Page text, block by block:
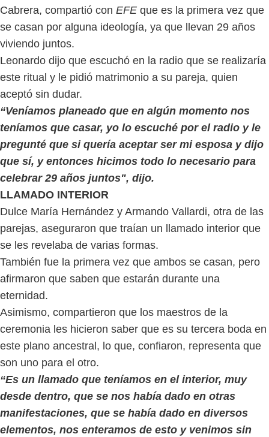
Cabrera, compartió con EFE que es la primera vez que
se casan por alguna ideología, ya que llevan 29 años
viviendo juntos.
Leonardo dijo que escuchó en la radio que se realizaría
este ritual y le pidió matrimonio a su pareja, quien
aceptó sin dudar.
“Veníamos planeado que en algún momento nos
teníamos que casar, yo lo escuché por el radio y le
pregunté que si quería aceptar ser mi esposa y dijo
que sí, y entonces hicimos todo lo necesario para
celebrar 29 años juntos", dijo.
LLAMADO INTERIOR
Dulce María Hernández y Armando Vallardi, otra de las
parejas, aseguraron que traían un llamado interior que
se les revelaba de varias formas.
También fue la primera vez que ambos se casan, pero
afirmaron que saben que estarán durante una
eternidad.
Asimismo, compartieron que los maestros de la
ceremonia les hicieron saber que es su tercera boda en
este plano ancestral, lo que, confiaron, representa que
son uno para el otro.
“Es un llamado que teníamos en el interior, muy
desde dentro, que se nos había dado en otras
manifestaciones, que se había dado en diversos
elementos, nos enteramos de esto y venimos sin